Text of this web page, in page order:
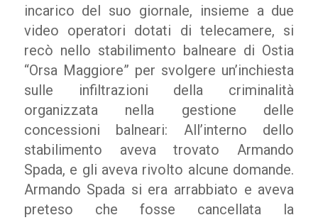
incarico del suo giornale, insieme a due
video operatori dotati di telecamere, si
recò nello stabilimento balneare di Ostia
“Orsa Maggiore” per svolgere un’inchiesta
sulle infiltrazioni della criminalità
organizzata nella gestione delle
concessioni balneari: All’interno dello
stabilimento aveva trovato Armando
Spada, e gli aveva rivolto alcune domande.
Armando Spada si era arrabbiato e aveva
preteso che fosse cancellata la